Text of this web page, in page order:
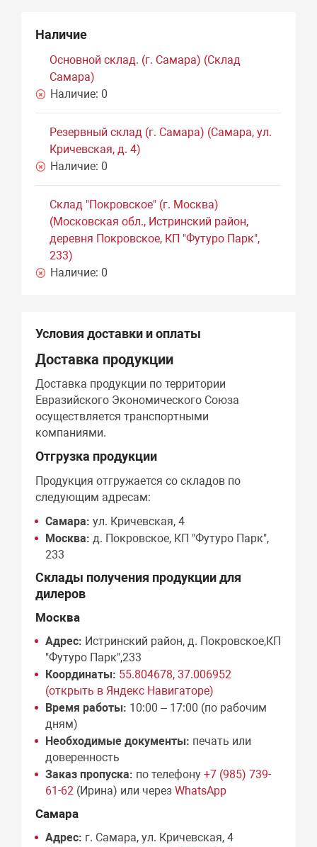
Наличие
Основной склад. (г. Самара) (Склад
Самара)
Наличие: 0
Резервный склад (г. Самара) (Самара, ул.
Кричевская, д. 4)
Наличие: 0
Склад "Покровское" (г. Москва)
(Московская обл., Истринский район,
деревня Покровское, КП "Футуро Парк",
233)
Наличие: 0
Условия доставки и оплаты
Доставка продукции
Доставка продукции по территории
Евразийского Экономического Союза
осуществляется транспортными
компаниями.
Отгрузка продукции
Продукция отгружается со складов по
следующим адресам:
Самара: ул. Кричевская, 4
Москва: д. Покровское, КП "Футуро Парк",
233
Склады получения продукции для
дилеров
Москва
Адрес: Истринский район, д. Покровское,КП
"Футуро Парк",233
Координаты: 55.804678, 37.006952
(открыть в Яндекс Навигаторе)
Время работы: 10:00 – 17:00 (по рабочим
дням)
Необходимые документы: печать или
доверенность
Заказ пропуска: по телефону+7 (985) 739-
61-62 (Ирина) или черезWhatsApp
Самара
Адрес: г. Самара, ул. Кричевская, 4